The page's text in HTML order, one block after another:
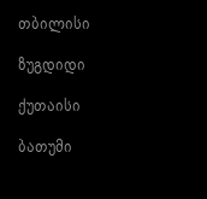
თბილისი
ზუგდიდი
ქუთაისი
ბათუმი